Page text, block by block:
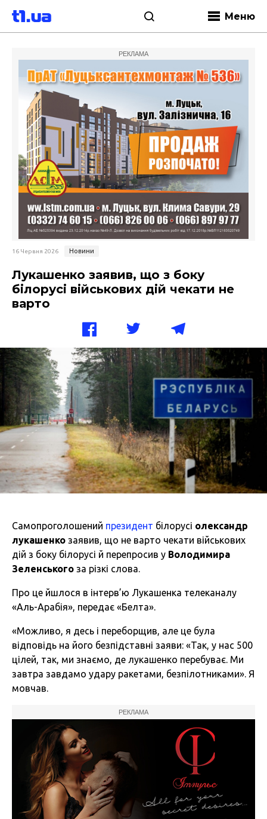
Меню
РЕКЛАМА
16 Червня 2026 Новини
Лукашенко заявив, що з боку
білорусі військових дій чекати не
варто
Самопроголошений президент білорусі олександр
лукашенко заявив, що не варто чекати військових
дій з боку білорусі й перепросив у Володимира
Зеленського за різкі слова.
Про це йшлося в інтерв’ю Лукашенка телеканалу
«Аль-Арабія», передає «Белта».
«Можливо, я десь і переборщив, але це була
відповідь на його безпідставні заяви: «Так, у нас 500
цілей, так, ми знаємо, де лукашенко перебуває. Ми
завтра завдамо удару ракетами, безпілотниками». Я
мовчав.
РЕКЛАМА